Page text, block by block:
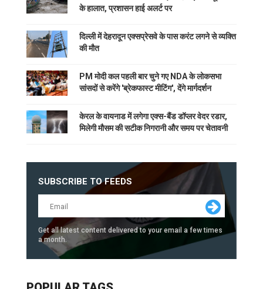
के हालात, प्रशासन हाई अलर्ट पर
दिल्ली में देहरादून एक्सप्रेसवे के पास करंट लगने से व्यक्ति
की मौत
PM मोदी कल पहली बार चुने गए NDA के लोकसभा
सांसदों से करेंगे 'ब्रेकफास्ट मीटिंग', देंगे मार्गदर्शन
केरल के वायनाड में लगेगा एक्स-बैंड डॉप्लर वेदर रडार,
मिलेगी मौसम की सटीक निगरानी और समय पर चेतावनी
SUBSCRIBE TO FEEDS
Get all latest content delivered to your email a few times
a month.